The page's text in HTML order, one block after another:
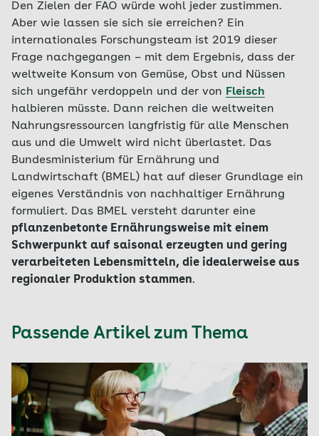
Den Zielen der FAO würde wohl jeder zustimmen.
Aber wie lassen sie sich sie erreichen? Ein
internationales Forschungsteam ist 2019 dieser
Frage nachgegangen – mit dem Ergebnis, dass der
weltweite Konsum von Gemüse, Obst und Nüssen
sich ungefähr verdoppeln und der von Fleisch
halbieren müsste. Dann reichen die weltweiten
Nahrungsressourcen langfristig für alle Menschen
aus und die Umwelt wird nicht überlastet. Das
Bundesministerium für Ernährung und
Landwirtschaft (BMEL) hat auf dieser Grundlage ein
eigenes Verständnis von nachhaltiger Ernährung
formuliert. Das BMEL versteht darunter eine
pflanzenbetonte Ernährungsweise mit einem
Schwerpunkt auf saisonal erzeugten und gering
verarbeiteten Lebensmitteln, die idealerweise aus
regionaler Produktion stammen.
Passende Artikel zum Thema